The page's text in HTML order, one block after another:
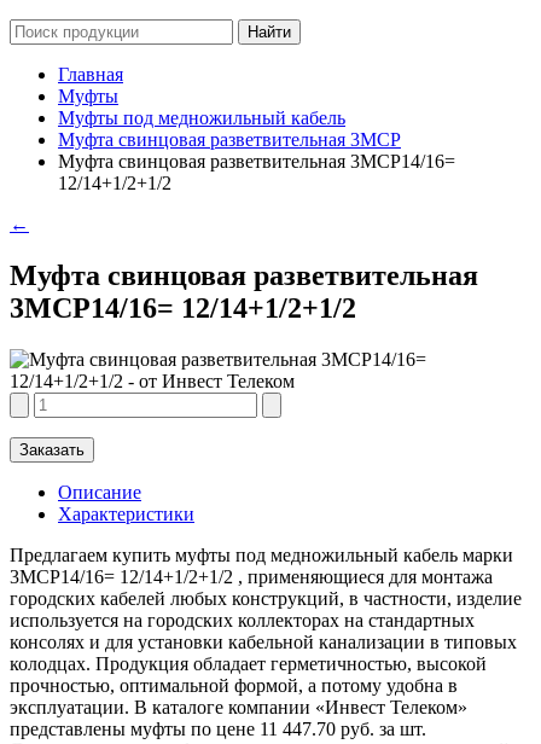
Главная
Муфты
Муфты под медножильный кабель
Муфта свинцовая разветвительная 3МСР
Муфта свинцовая разветвительная 3МСР14/16=
12/14+1/2+1/2
←
Муфта свинцовая разветвительная
3МСР14/16= 12/14+1/2+1/2
Заказать
Описание
Характеристики
Предлагаем купить муфты под медножильный кабель марки
3МСР14/16= 12/14+1/2+1/2 , применяющиеся для монтажа
городских кабелей любых конструкций, в частности, изделие
используется на городских коллекторах на стандартных
консолях и для установки кабельной канализации в типовых
колодцах. Продукция обладает герметичностью, высокой
прочностью, оптимальной формой, а потому удобна в
эксплуатации. В каталоге компании «Инвест Телеком»
представлены муфты по цене 11 447.70 руб. за шт.